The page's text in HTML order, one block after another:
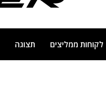
לקוחות ממליצים תצוגה